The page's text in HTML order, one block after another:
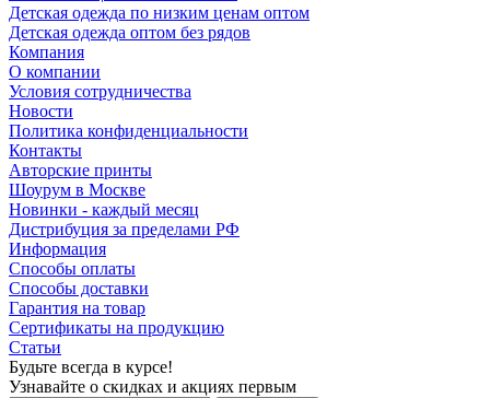
Детская одежда по низким ценам оптом
Детская одежда оптом без рядов
Компания
О компании
Условия сотрудничества
Новости
Политика конфиденциальности
Контакты
Авторские принты
Шоурум в Москве
Новинки - каждый месяц
Дистрибуция за пределами РФ
Информация
Способы оплаты
Способы доставки
Гарантия на товар
Сертификаты на продукцию
Статьи
Будьте всегда в курсе!
Узнавайте о скидках и акциях первым